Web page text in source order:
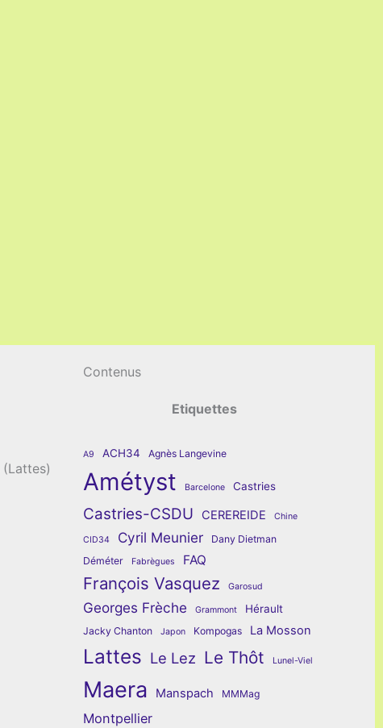
(Lattes)
Contenus
Etiquettes
A9 ACH34 Agnès Langevine
Amétyst Barcelone Castries
Castries-CSDU CEREREIDE Chine
CID34 Cyril Meunier
Dany Dietman
Déméter
Fabrègues FAQ
François Vasquez Garosud
Georges Frèche Grammont Hérault
Jacky Chanton Japon Kompogas La Mosson
Lattes Le Lez Le Thôt Lunel-Viel
Maera Manspach MMMag
Montpellier